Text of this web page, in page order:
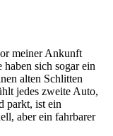
meiner Ankunft
sich sogar ein
alten Schlitten
jedes zweite Auto,
parkt, ist ein
aber ein fahrbarer